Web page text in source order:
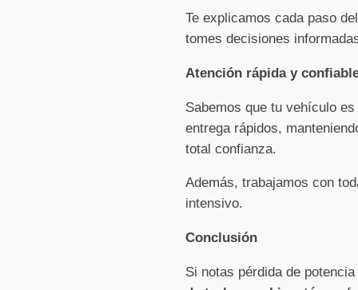
Te explicamos cada paso
tomes decisiones
Atención rápida y
Sabemos que tu vehículo
entrega rápidos,
total confianza.
Además, trabajamos con
intensivo.
Conclusión
Si notas pérdida de